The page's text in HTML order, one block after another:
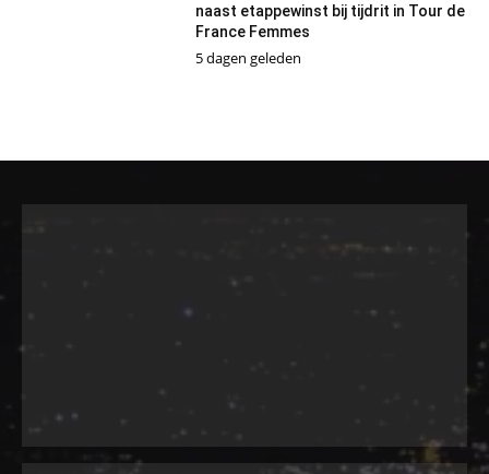
naast etappewinst bij tijdrit in Tour de
France Femmes
5 dagen geleden